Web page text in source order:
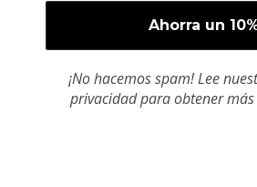
¡No hacemos spam! Lee
privacidadpara obtener